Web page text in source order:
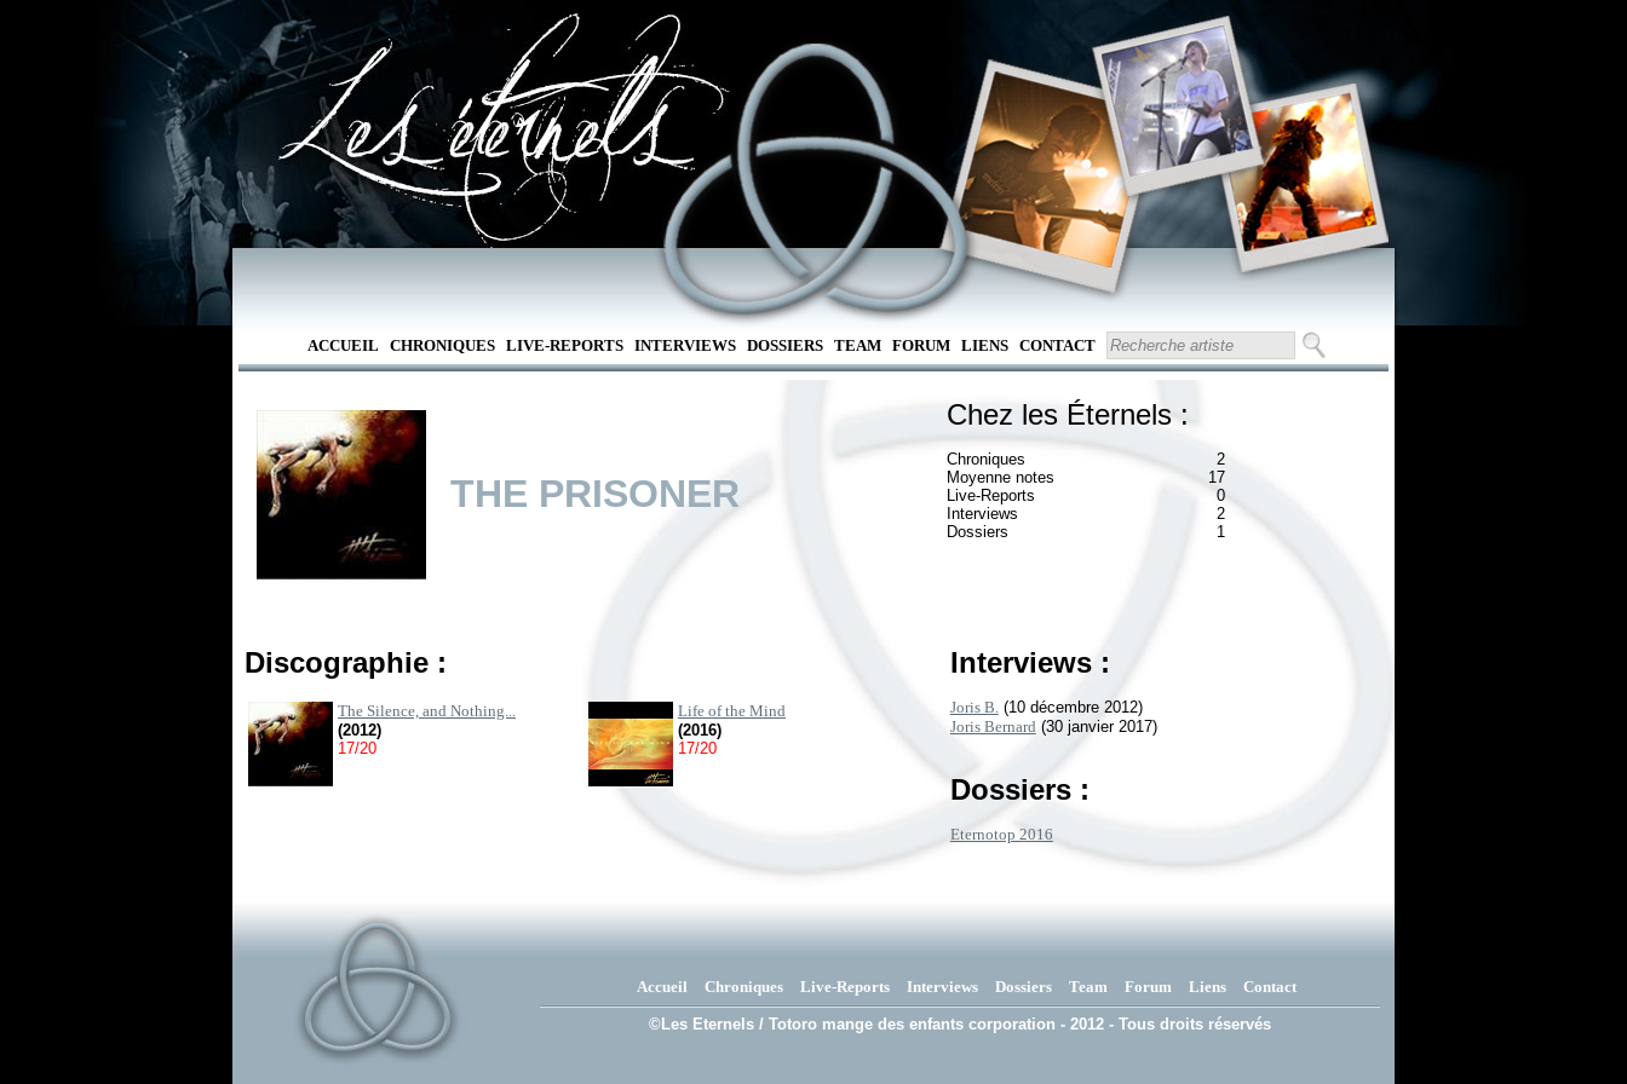
ACCUEIL CHRONIQUES LIVE-REPORTS INTERVIEWS DOSSIERS TEAM FORUM LIENS CONTACT
THE PRISONER
Chez les Éternels :
Chroniques
2
Moyenne notes
17
Live-Reports
0
Interviews
2
Dossiers
1
Discographie :
The Silence, and Nothing...
(2012)
17/20
Life of the Mind
(2016)
17/20
Interviews :
Joris B.(10 décembre 2012)
Joris Bernard(30 janvier 2017)
Dossiers :
Eternotop 2016
Accueil Chroniques Live-Reports Interviews Dossiers Team Forum Liens Contact
©Les Eternels / Totoro mange des enfants corporation - 2012 - Tous droits réservés